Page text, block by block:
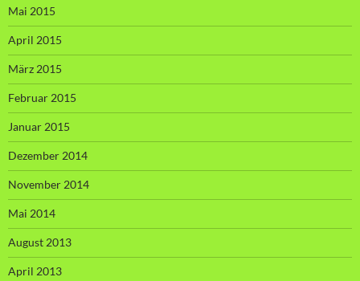
Mai 2015
April 2015
März 2015
Februar 2015
Januar 2015
Dezember 2014
November 2014
Mai 2014
August 2013
April 2013